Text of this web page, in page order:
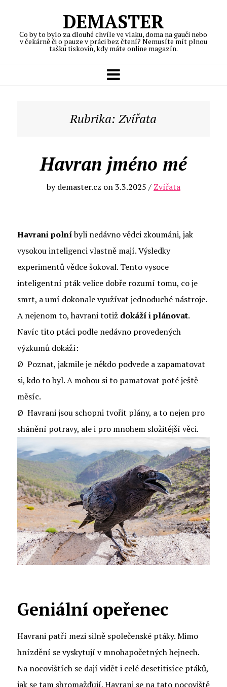
DEMASTER
Co by to bylo za dlouhé chvíle ve vlaku, doma na gauči nebo
v čekárně či o pauze v práci bez čtení? Nemusíte mít plnou
tašku tiskovin, kdy máte online magazín.
Rubrika:Zvířata
Havran jméno mé
bydemaster.cz on3.3.2025 / Zvířata
Havrani polníbyli nedávno vědci zkoumáni, jak
vysokou inteligenci vlastně mají. Výsledky
experimentů vědce šokoval. Tento vysoce
inteligentní pták velice dobře rozumí tomu, co je
smrt, a umí dokonale využívat jednoduché nástroje.
A nejenom to, havrani totiž dokáží i plánovat.
Navíc tito ptáci podle nedávno provedených
výzkumů dokáží:
Ø Poznat, jakmile je někdo podvede a zapamatovat
si, kdo to byl. A mohou si to pamatovat poté ještě
měsíc.
Ø Havrani jsou schopni tvořit plány, a to nejen pro
shánění potravy, ale i pro mnohem složitější věci.
Geniální opeřenec
Havrani patří mezi silně společenské ptáky. Mimo
hnízdění se vyskytují v mnohapočetných hejnech.
Na nocovištích se dají vidět i celé desetitisíce ptáků,
jak se tam shromažďují. Havrani se na tato nocoviště